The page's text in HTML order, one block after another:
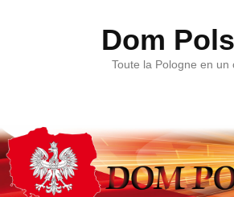
Dom
Toute la Pologne en un